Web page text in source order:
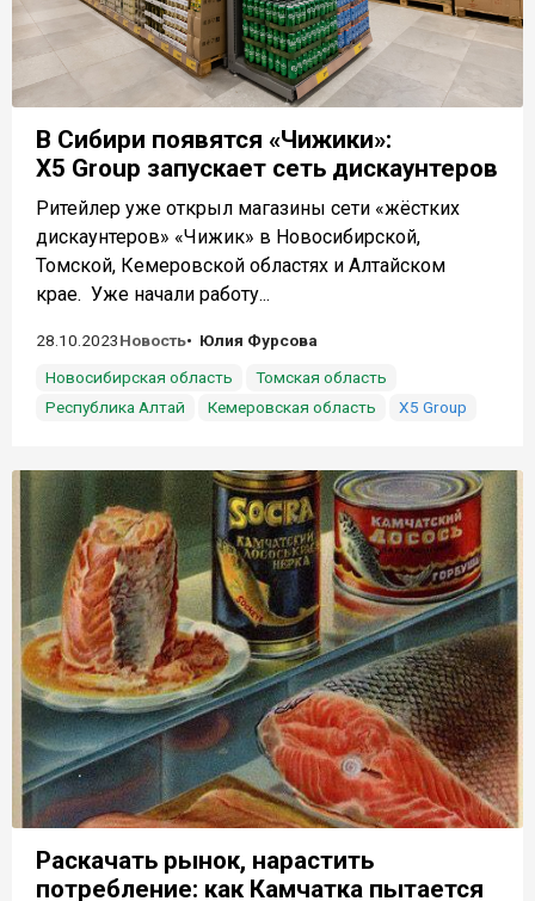
В Сибири появятся «Чижики»:
X5 Group запускает сеть дискаунтеров
Ритейлер уже открыл магазины сети «жёстких
дискаунтеров» «Чижик» в Новосибирской,
Томской, Кемеровской областях и Алтайском
крае. Уже начали работу...
28.10.2023Новость
Юлия Фурсова
Новосибирская область
Томская область
Республика Алтай
Кемеровская область X5 Group
Раскачать рынок, нарастить
потребление: как Камчатка пытается